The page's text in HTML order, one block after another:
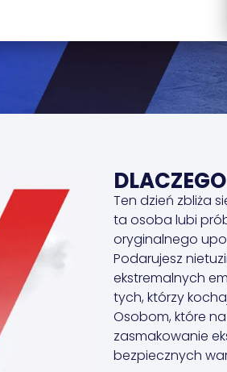
Ten dzień zbliża
ta osoba lubi
oryginalnego
Podarujesz
ekstremalnych
tych, którzy
Osobom, które
zasmakowanie
bezpiecznych